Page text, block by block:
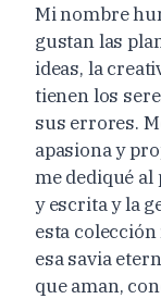
Mi nombre
gustan las
ideas, la
tienen los
sus errores.
apasiona y
me dediqué
y escrita y la
esta
esa savia
que aman,